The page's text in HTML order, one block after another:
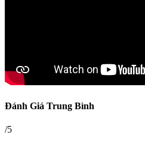
Đánh Giá Trung Bình
/5